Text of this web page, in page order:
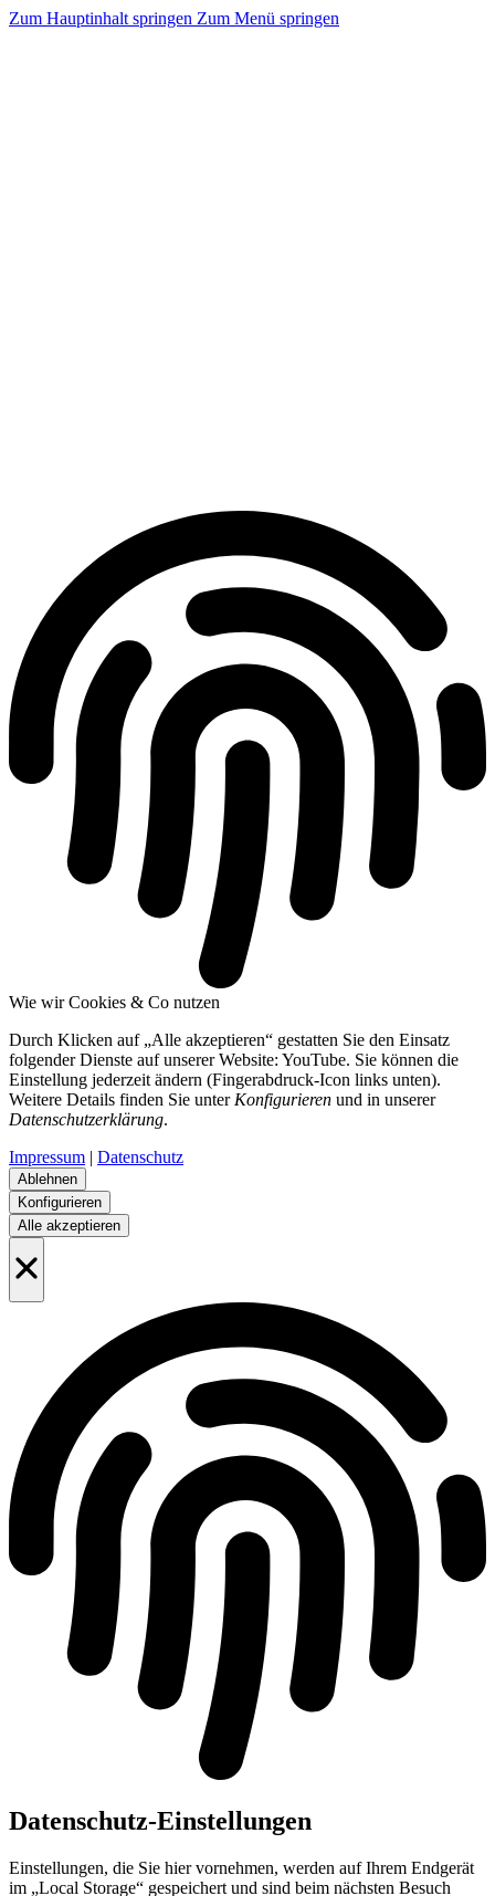
Zum Hauptinhalt springen Zum Menü springen
Wie wir Cookies & Co nutzen
Durch Klicken auf „Alle akzeptieren“ gestatten Sie den Einsatz
folgender Dienste auf unserer Website: YouTube. Sie können die
Einstellung jederzeit ändern (Fingerabdruck-Icon links unten).
Weitere Details finden Sie unter Konfigurieren und in unserer
Datenschutzerklärung.
Impressum | Datenschutz
Ablehnen
Konfigurieren
Alle akzeptieren
Datenschutz-Einstellungen
Einstellungen, die Sie hier vornehmen, werden auf Ihrem Endgerät
im „Local Storage“ gespeichert und sind beim nächsten Besuch